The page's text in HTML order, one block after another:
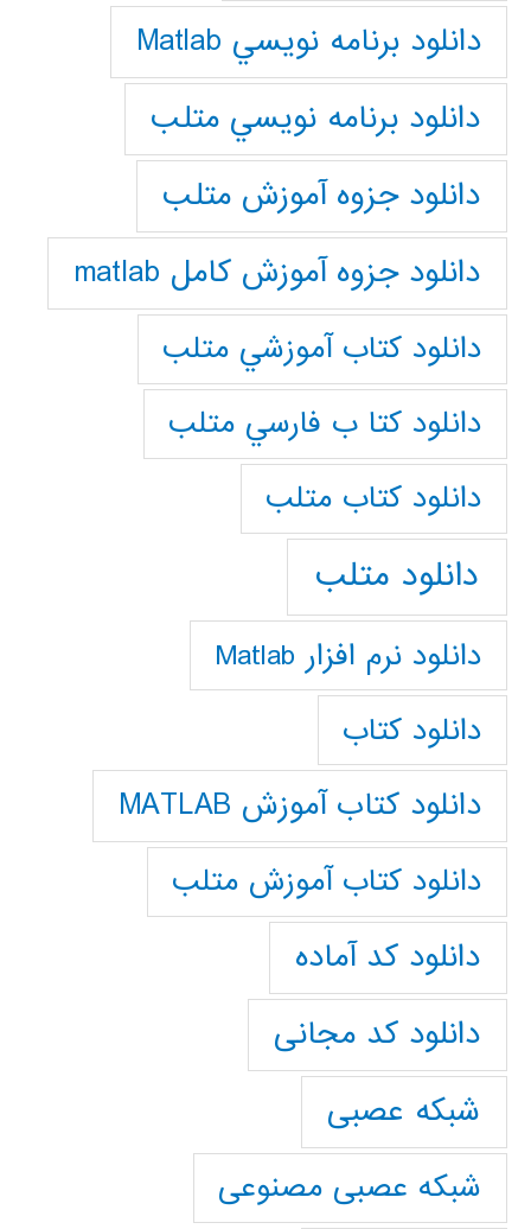
دانلود برنامه نويسي Matlab
دانلود برنامه نويسي متلب
دانلود جزوه آموزش متلب
دانلود جزوه آموزش کامل matlab
دانلود كتاب آموزشي متلب
دانلود كتا ب فارسي متلب
دانلود كتاب متلب
دانلود متلب
دانلود نرم افزار Matlab
دانلود کتاب
دانلود کتاب آموزش MATLAB
دانلود کتاب آموزش متلب
دانلود کد آماده
دانلود کد مجانی
شبکه عصبی
شبکه عصبی مصنوعی